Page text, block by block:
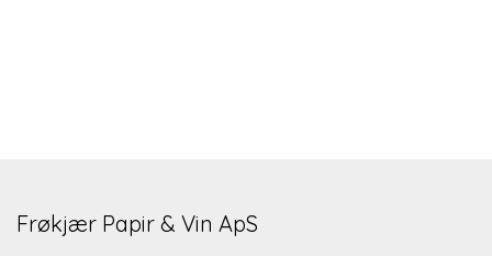
Frøkjær Papir & Vin ApS